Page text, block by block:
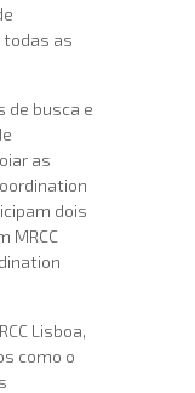
todas as
de busca e
as
dois
MRCC
Lisboa,
como o